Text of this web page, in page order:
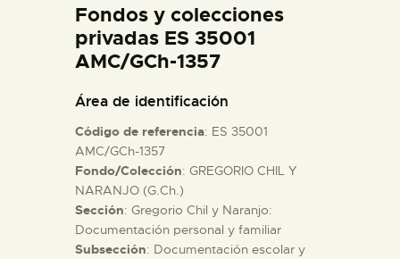
ESPAÑOL
ACTIVIDADES
█
EL MUSEO
Fondos y colecciones
privadas ES 35001
AMC/GCh-1357
Área de identificación
Código de referencia: ES 35001
AMC/GCh-1357
Fondo/Colección: GREGORIO CHIL Y
NARANJO (G.Ch.)
Sección: Gregorio Chil y Naranjo:
Documentación personal y familiar
Subsección: Documentación escolar y